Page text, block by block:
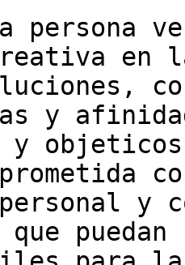
persona
en
y
objeticos
y
puedan